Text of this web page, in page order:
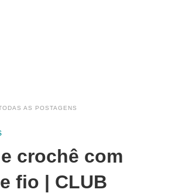
AS POSTAGENS
crochê com
fio | CLUB